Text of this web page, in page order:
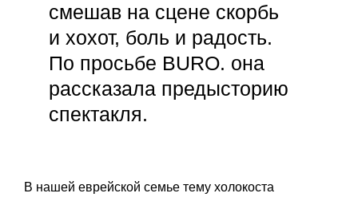
смешав на сцене скорбь
и хохот, боль и радость.
По просьбе BURO. она
рассказала предысторию
спектакля.
В нашей еврейской семье тему холокоста